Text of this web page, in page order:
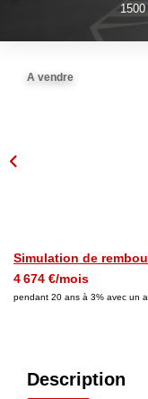
1500
A vendre
Simulation de
4 674 €/mois
pendant 20 ans à 3% avec un
Description